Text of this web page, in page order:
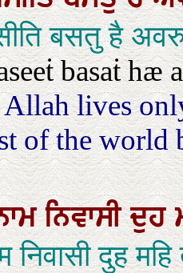
बसतु है
basaṫ hæ
lives
of the world
ਨਿਵਾਸੀਦੁਹ
निवासी दुह